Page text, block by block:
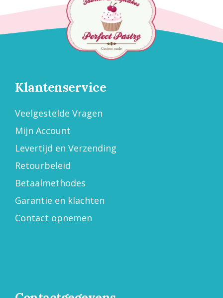
Klantenservice
Veelgestelde Vragen
Mijn Account
Levertijd en Verzending
Retourbeleid
Betaalmethodes
Garantie en klachten
Contact opnemen